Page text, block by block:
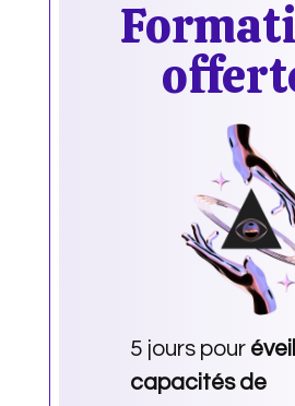
5 jours pour
capacités de